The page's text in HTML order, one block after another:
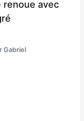
renoue avec
Gabriel